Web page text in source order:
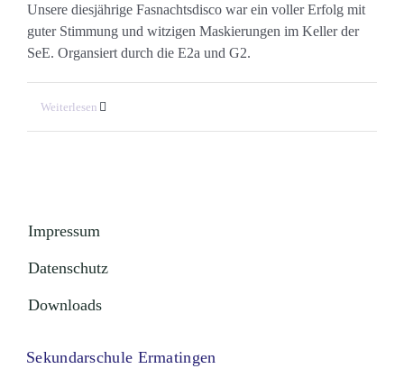
Unsere diesjährige Fasnachtsdisco war ein voller Erfolg mit
guter Stimmung und witzigen Maskierungen im Keller der
SeE. Organsiert durch die E2a und G2.
Weiterlesen
Impressum
Datenschutz
Downloads
Sekundarschule Ermatingen